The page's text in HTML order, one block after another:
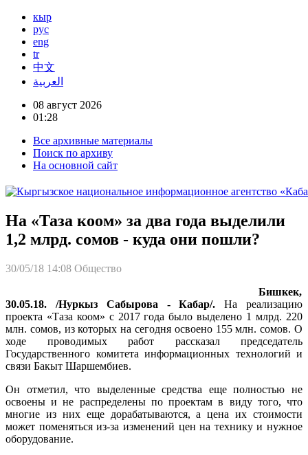
кыр
рус
eng
tr
中文
العربية
08 август 2026
01:28
Все архивные материалы
Поиск по архиву
На основной сайт
На «Таза коом» за два года выделили
1,2 млрд. сомов - куда они пошли?
30/05/18 14:08 Общество
Бишкек,
30.05.18. /Нуркыз Сабырова - Кабар/.На реализацию
проекта «Таза коом» с 2017 года было выделено 1 млрд. 220
млн. сомов, из которых на сегодня освоено 155 млн. сомов. О
ходе проводимых работ рассказал председатель
Государственного комитета информационных технологий и
связи Бакыт Шаршембиев.
Он отметил, что выделенные средства еще полностью не
освоены и не распределены по проектам в виду того, что
многие из них еще дорабатываются, а цена их стоимости
может поменяться из-за изменений цен на технику и нужное
оборудование.